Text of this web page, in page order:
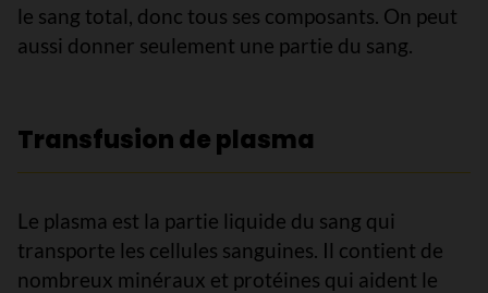
le sang total, donc tous ses composants. On peut
aussi donner seulement une partie du sang.
Transfusion de plasma
Le plasma est la partie liquide du sang qui
transporte les cellules sanguines. Il contient de
nombreux minéraux et protéines qui aident le